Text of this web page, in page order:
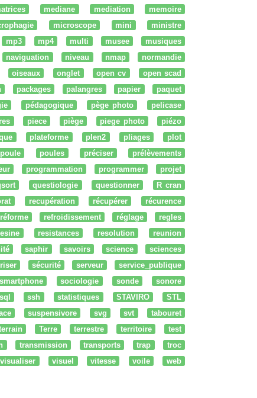
mediane mediation
memoire
microscope mini
ministre
mp3 mp4 multi musee
musiques
naviguation niveau nmap
normandie
oiseaux onglet open cv
open scad
packages palangres papier
paquet
pédagogique pège photo
pelicase
piece piège piege photo
piézo
plateforme plen2 pliages
plot
poule poules préciser
prélèvements
programmation programmer
projet
questiologie questionner
R cran
recupération récupérer
récurence
réforme refroidissement réglage
regles
resistances resolution
reunion
saphir savoirs science
sciences
sécurité serveur
service_publique
smartphone sociologie sonde
sonore
sql ssh statistiques STAVIRO
STL
suspensivore svg svt
tabouret
Terre terrestre territoire
test
transmission transports trap
troc
visualiser visuel vitesse voile
web